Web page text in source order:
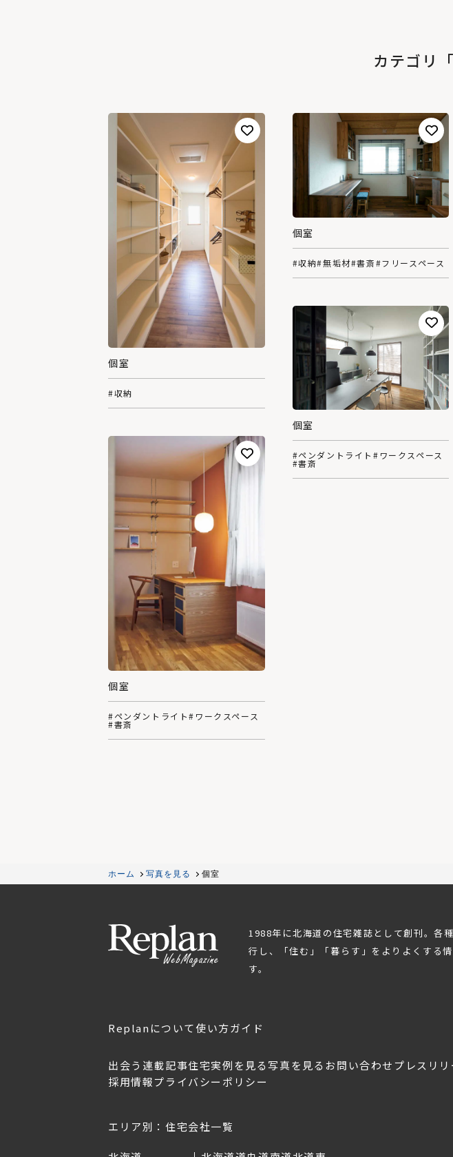
カテゴリ
個室
#収納
個室
#収納#無垢材#書斎#フリースペース
個室
#ペンダントライト #ワークスペース
#書斎
個室
#ペンダントライト#ワークスペース
#書斎
ホーム 写真を見る 個室
1988年に北海道の住宅雑誌として創刊。各
行し、「住む」「暮らす」をよりよくする
す。
Replanについて使い方ガイド
出会う 連載記事住宅実例を見る写真を見る お問い合わせ プレスリ
採用情報プライバシーポリシー
エリア別：住宅会社一覧
2026年3月11日